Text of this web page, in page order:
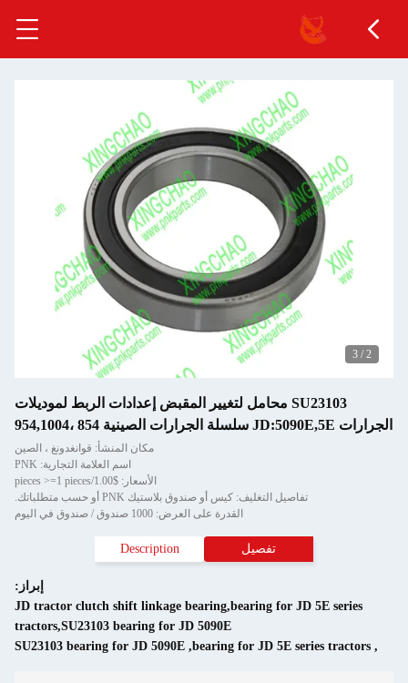
2
/
3
SU23103 محامل لتغيير المقبض إعدادات الربط لموديلات
الجرارات JD:5090E,5E سلسلة الجرارات الصينية 854 ،954,1004
مكان المنشأ: قوانغدونغ ، الصين
اسم العلامة التجارية: PNK
الأسعار: $1.00/pieces >=1 pieces
تفاصيل التغليف: كيس أو صندوق بلاستيك PNK أو حسب متطلباتك.
القدرة على العرض: 1000 صندوق / صندوق في اليوم
تفصيل Description
إبراز:
JD tractor clutch shift linkage bearing,bearing for JD 5E series
tractors,SU23103 bearing for JD 5090E
,
bearing for JD 5E series tractors
,
SU23103 bearing for JD 5090E